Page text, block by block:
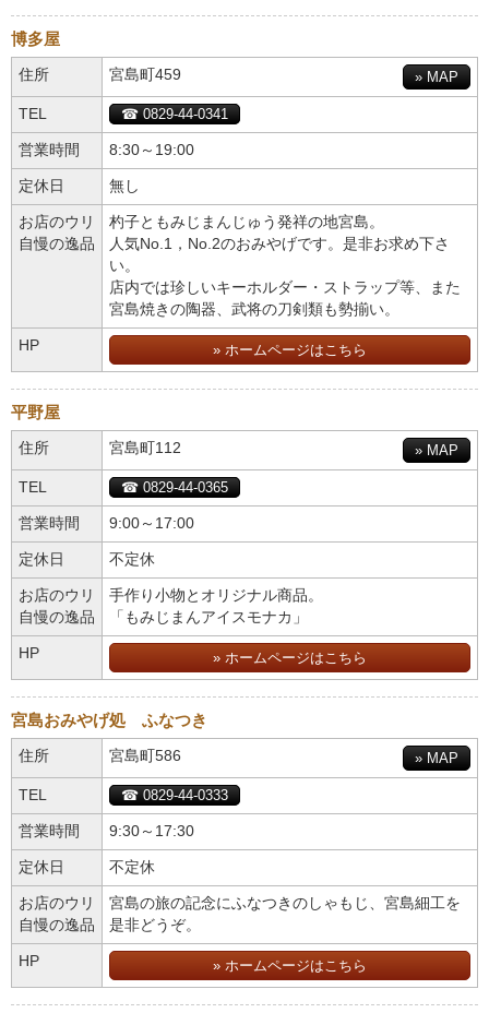
博多屋
住所 » MAP
宮島町459
TEL ☎ 0829-44-0341
営業時間 8:30～19:00
定休日 無し
お店のウリ
自慢の逸品
杓子ともみじまんじゅう発祥の地宮島。
人気No.1，No.2のおみやげです。是非お求め下さ
い。
店内では珍しいキーホルダー・ストラップ等、また
宮島焼きの陶器、武将の刀剣類も勢揃い。
HP » ホームページはこちら
平野屋
住所 » MAP
宮島町112
TEL ☎ 0829-44-0365
営業時間 9:00～17:00
定休日 不定休
お店のウリ
自慢の逸品
手作り小物とオリジナル商品。
「もみじまんアイスモナカ」
HP » ホームページはこちら
宮島おみやげ処 ふなつき
住所 » MAP
宮島町586
TEL ☎ 0829-44-0333
営業時間 9:30～17:30
定休日 不定休
お店のウリ
自慢の逸品
宮島の旅の記念にふなつきのしゃもじ、宮島細工を
是非どうぞ。
HP » ホームページはこちら